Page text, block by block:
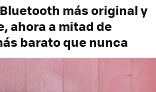
más original y
ahora a mitad de
barato que nunca